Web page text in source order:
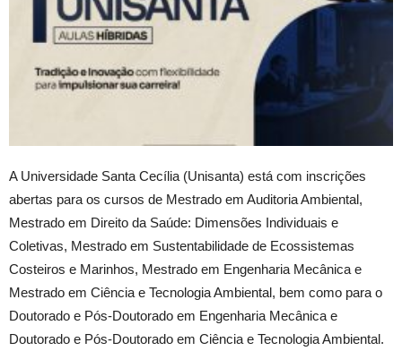
A Universidade Santa Cecília (Unisanta) está com inscrições
abertas para os cursos de Mestrado em Auditoria Ambiental,
Mestrado em Direito da Saúde: Dimensões Individuais e
Coletivas, Mestrado em Sustentabilidade de Ecossistemas
Costeiros e Marinhos, Mestrado em Engenharia Mecânica e
Mestrado em Ciência e Tecnologia Ambiental, bem como para o
Doutorado e Pós-Doutorado em Engenharia Mecânica e
Doutorado e Pós-Doutorado em Ciência e Tecnologia Ambiental.